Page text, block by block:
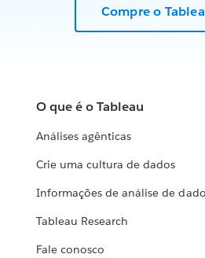
Compre o
O que é o Tableau
Análises agênticas
Crie uma cultura de dados
Informações de análise de
Tableau Research
Fale conosco